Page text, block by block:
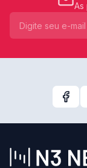
As